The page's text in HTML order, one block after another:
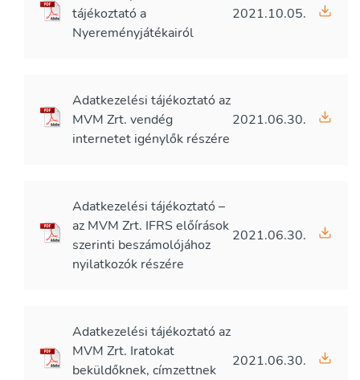
tájékoztató a
Nyereményjátékairól
2021.10.05.
Adatkezelési tájékoztató az
MVM Zrt. vendég
internetet igénylők részére
2021.06.30.
Adatkezelési tájékoztató –
az MVM Zrt. IFRS előírások
szerinti beszámolójához
nyilatkozók részére
2021.06.30.
Adatkezelési tájékoztató az
MVM Zrt. Iratokat
beküldőknek, címzettnek
2021.06.30.